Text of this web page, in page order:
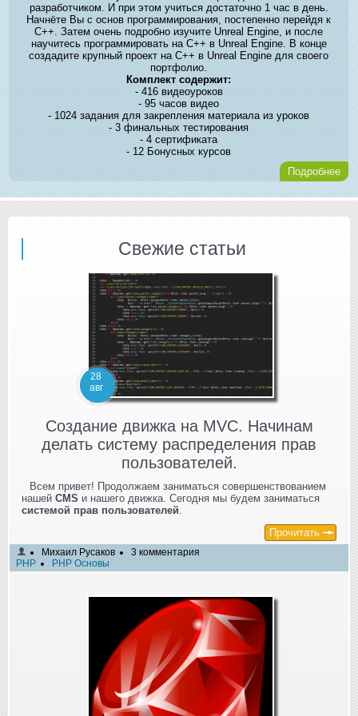
разработчиком. И при этом учиться достаточно 1 час в день.
Начнёте Вы с основ программирования, постепенно перейдя к
C++. Затем очень подробно изучите Unreal Engine, и после
научитесь программировать на C++ в Unreal Engine. В конце
создадите крупный проект на C++ в Unreal Engine для своего
портфолио.
Комплект содержит:
- 416 видеоуроков
- 95 часов видео
- 1024 задания для закрепления материала из уроков
- 3 финальных тестирования
- 4 сертификата
- 12 Бонусных курсов
Подробнее
Свежие статьи
28
авг
Создание движка на MVC. Начинам
делать систему распределения прав
пользователей.
Всем привет! Продолжаем заниматься совершенствованием
нашей CMS и нашего движка. Сегодня мы будем заниматься
системой прав пользователей
Прочитать
Михаил Русаков
3 комментария
PHP
PHP Основы